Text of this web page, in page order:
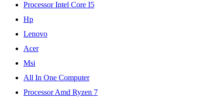
Processor Intel Core I5
Hp
Lenovo
Acer
Msi
All In One Computer
Processor Amd Ryzen 7